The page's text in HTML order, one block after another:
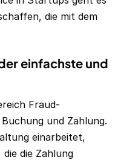
die mit dem
einfachste und
Fraud-
und Zahlung.
einarbeitet,
die Zahlung